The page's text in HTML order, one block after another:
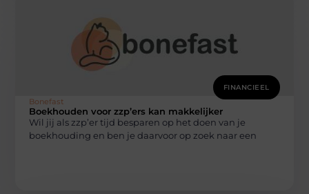
FINANCIEEL
Bonefast
Boekhouden voor zzp’ers kan makkelijker
Wil jij als zzp’er tijd besparen op het doen van je
boekhouding en ben je daarvoor op zoek naar een